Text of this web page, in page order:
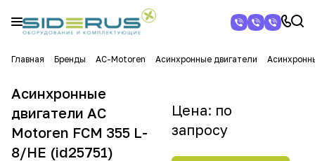
Главная Бренды AC-Motoren Асинхронные двигатели
Асинхронные
двигатели AC
Motoren FCM 355 L-
8/HE (id25751)
Цена: по
запросу